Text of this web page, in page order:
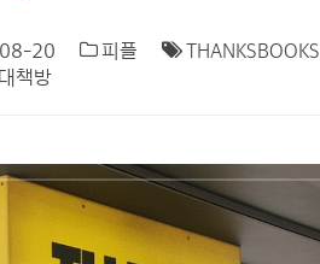
20 피플 THANKSBOOKS
책방